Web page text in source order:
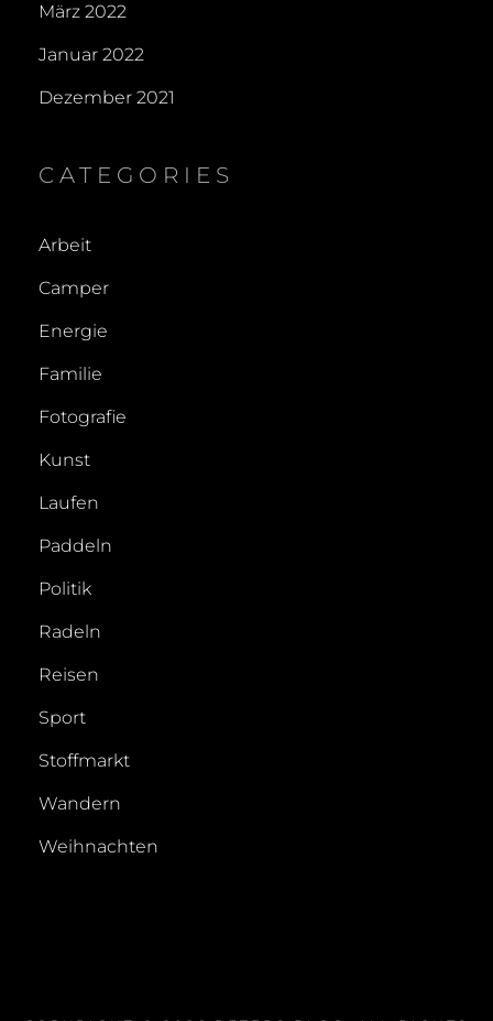
März 2022
Januar 2022
Dezember 2021
CATEGORIES
Arbeit
Camper
Energie
Familie
Fotografie
Kunst
Laufen
Paddeln
Politik
Radeln
Reisen
Sport
Stoffmarkt
Wandern
Weihnachten